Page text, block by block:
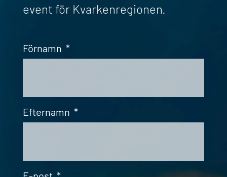
event för Kvarkenregionen.
Förnamn *
Efternamn *